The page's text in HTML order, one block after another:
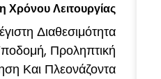
Χρόνου Λειτουργίας
Διαθεσιμότητα
Προληπτική
Και Πλεονάζοντα